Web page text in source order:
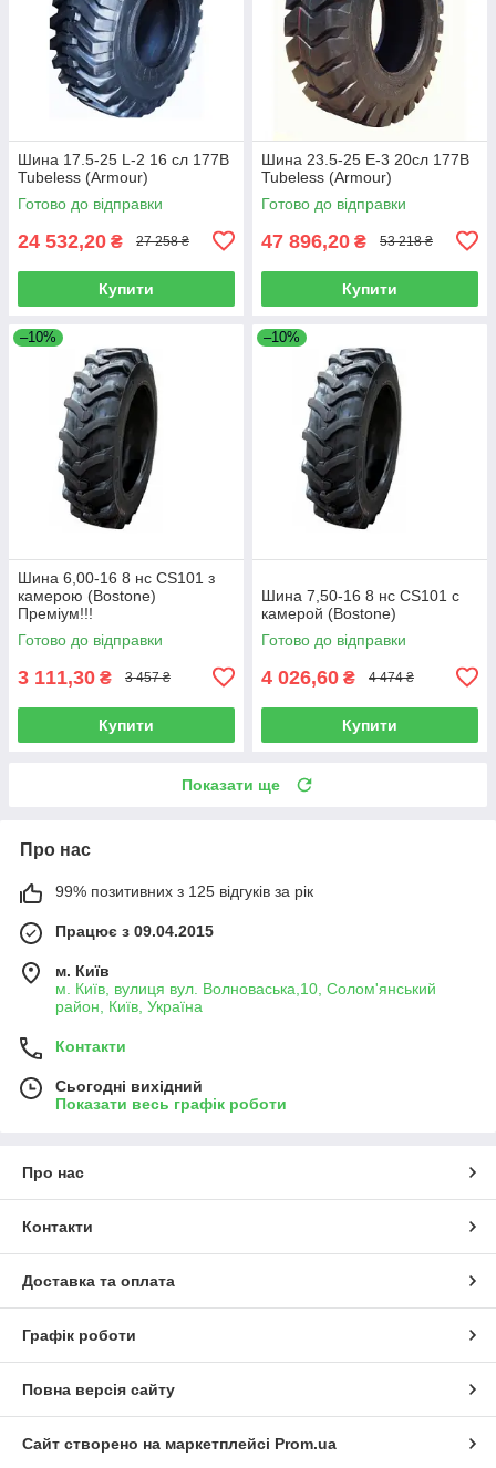
Шина 17.5-25 L-2 16 сл 177B
Tubeless (Armour)
Готово до відправки
24 532,20 ₴ 27 258 ₴
Купити
Шина 23.5-25 E-3 20сл 177B
Tubeless (Armour)
Готово до відправки
47 896,20 ₴ 53 218 ₴
Купити
–10%
Шина 6,00-16 8 нс CS101 з
камерою (Bostone)
Преміум!!!
Готово до відправки
3 111,30 ₴ 3 457 ₴
Купити
–10%
Шина 7,50-16 8 нс CS101 с
камерой (Bostone)
Готово до відправки
4 026,60 ₴ 4 474 ₴
Купити
Показати ще
Про нас
99% позитивних з 125 відгуків за рік
Працює з 09.04.2015
м. Київ
м. Київ, вулиця вул. Волноваська,10, Солом'янський
район, Київ, Україна
Контакти
Сьогодні вихідний
Показати весь графік роботи
Про нас
Контакти
Доставка та оплата
Графік роботи
Повна версія сайту
Сайт створено на маркетплейсі Prom.ua